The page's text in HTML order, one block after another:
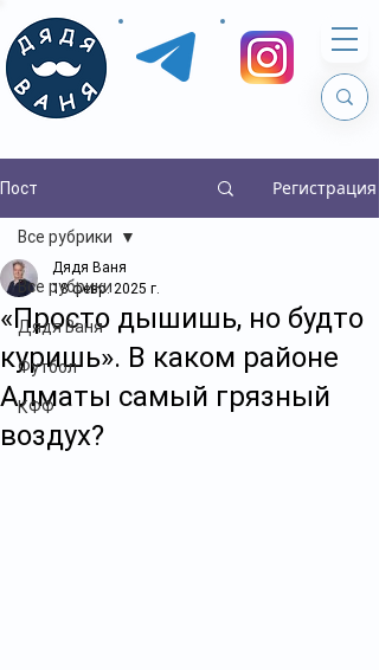
Пост Регистрация
Все рубрики
Дядя Ваня
Футбол
КФФ
Все рубрики
«Просто дышишь, но будто
куришь». В каком районе
Алматы самый грязный
воздух?
Дядя Ваня
18 февр. 2025 г.